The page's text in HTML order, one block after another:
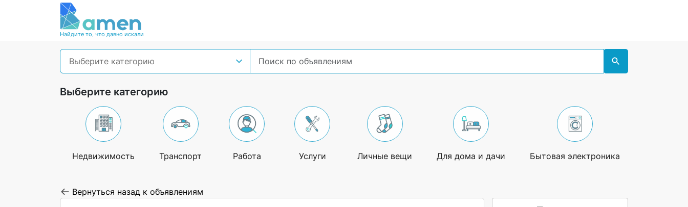
Найдите то, что давно искали
Выберите категорию
Выберите категорию
Недвижимость Транспорт Работа Услуги Личные вещи Для дома и дачи Бытовая электроника
Вернуться назад к объявлениям